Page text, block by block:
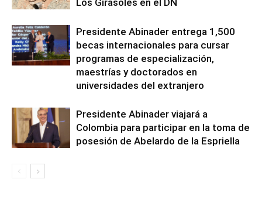
Los Girasoles en el DN
Presidente Abinader entrega 1,500
becas internacionales para cursar
programas de especialización,
maestrías y doctorados en
universidades del extranjero
Presidente Abinader viajará a
Colombia para participar en la toma de
posesión de Abelardo de la Espriella